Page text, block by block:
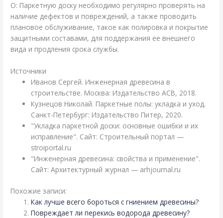
О: Паркетную доску необходимо регулярно проверять на
наличие дефектов и повреждений, а также проводить
плановое обслуживание, такое как полировка и покрытие
защитными составами, для поддержания ее внешнего
вида и продления срока службы.
Источники
Иванов Сергей. Инженерная древесина в
строительстве. Москва: Издательство АСВ, 2018.
Кузнецов Николай. Паркетные полы: укладка и уход.
Санкт-Петербург: Издательство Питер, 2020.
"Укладка паркетной доски: основные ошибки и их
исправление". Сайт: Строительный портал —
stroiportal.ru
"Инженерная древесина: свойства и применение".
Сайт: Архитектурный журнал — arhjournal.ru
Похожие записи:
Как лучше всего бороться с гниением древесины?
Повреждает ли перекись водорода древесину?